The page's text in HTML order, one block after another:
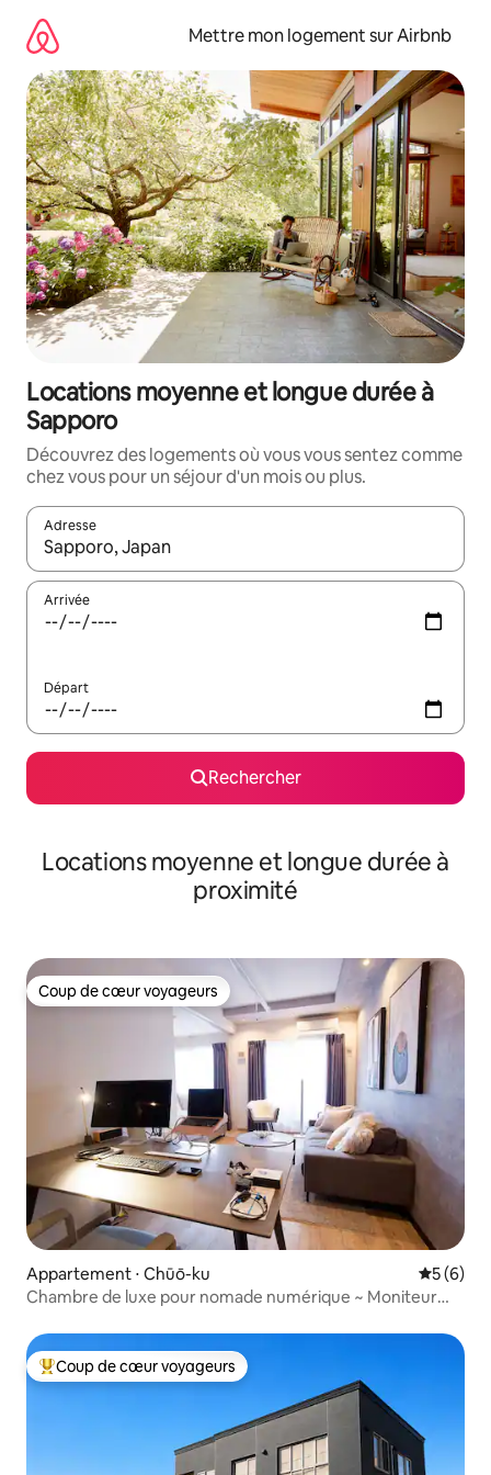
directement
contenu
Mettre mon logement sur Airbnb
Locations moyenne et longue durée à
Sapporo
Découvrez des logements où vous vous sentez comme
chez vous pour un séjour d'un mois ou plus.
Adresse
Lorsque les résultats s'affichent, utilisez les flèches vers le
Arrivée
Départ
Rechercher
Locations moyenne et longue durée à
proximité
Coup de cœur voyageurs
Coup de cœur voyageurs
Appartement ⋅ Chūō-ku
5 (6)
Chambre de luxe pour nomade numérique ~ Moniteur
Coups de cœur voyageurs les plus appréciés
Coup de cœur voyageurs